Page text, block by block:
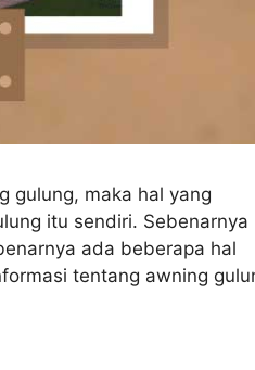
gulung, maka hal yang
itu sendiri. Sebenarnya
ada beberapa hal
tentang awning